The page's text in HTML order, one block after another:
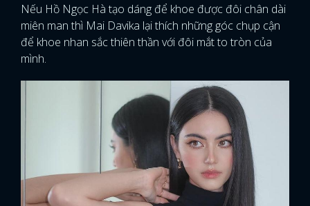
Nếu Hồ Ngọc Hà tạo dáng để khoe được đôi chân dài
miên man thì Mai Davika lại thích những góc chụp cận
để khoe nhan sắc thiên thần với đôi mắt to tròn của
mình.